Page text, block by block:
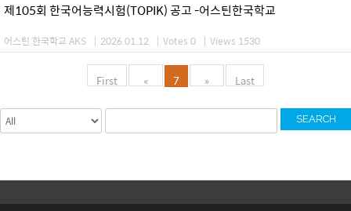
제105회 한국어능력시험(TOPIK) 공고 -어스틴한국학교
어스틴 한국학교 AKS | 2026.01.12 | Votes 0 | Views 1530
First « 7 » Last
SEARCH